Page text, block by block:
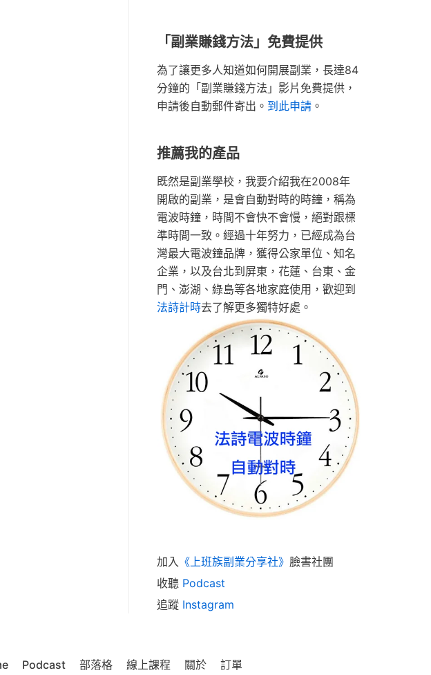
「副業賺錢方法」免費提供
為了讓更多人知道如何開展副業，長達84
分鐘的「副業賺錢方法」影片免費提供，
申請後自動郵件寄出。 到此申請 。
推薦我的產品
既然是副業學校，我要介紹我在2008年
開啟的副業，是會自動對時的時鐘，稱為
電波時鐘，時間不會快不會慢，絕對跟標
準時間一致。經過十年努力，已經成為台
灣最大電波鐘品牌，獲得公家單位、知名
企業，以及台北到屏東，花蓮、台東、金
門、澎湖、綠島等各地家庭使用，歡迎到
法詩計時去了解更多獨特好處。
加入 《上班族副業分享社》 臉書社團
收聽 Podcast
追蹤 Instagram
Podcast 部落格 線上課程 關於 訂單